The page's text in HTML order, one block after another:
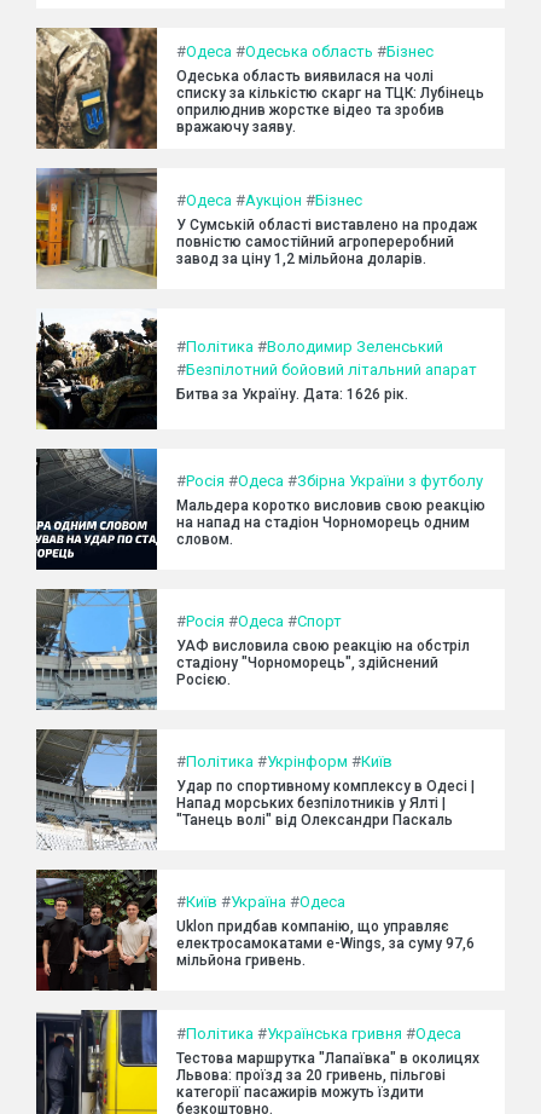
#Одеса #Одеська область #Бізнес
Одеська область виявилася на чолі
списку за кількістю скарг на ТЦК: Лубінець
оприлюднив жорстке відео та зробив
вражаючу заяву.
#Одеса #Аукціон #Бізнес
У Сумській області виставлено на продаж
повністю самостійний агропереробний
завод за ціну 1,2 мільйона доларів.
#Політика #Володимир Зеленський
#Безпілотний бойовий літальний апарат
Битва за Україну. Дата: 1626 рік.
#Росія #Одеса #Збірна України з футболу
Мальдера коротко висловив свою реакцію
на напад на стадіон Чорноморець одним
словом.
#Росія #Одеса #Спорт
УАФ висловила свою реакцію на обстріл
стадіону "Чорноморець", здійснений
Росією.
#Політика #Укрінформ #Київ
Удар по спортивному комплексу в Одесі |
Напад морських безпілотників у Ялті |
"Танець волі" від Олександри Паскаль
#Київ #Україна #Одеса
Uklon придбав компанію, що управляє
електросамокатами e-Wings, за суму 97,6
мільйона гривень.
#Політика #Українська гривня #Одеса
Тестова маршрутка "Лапаївка" в околицях
Львова: проїзд за 20 гривень, пільгові
категорії пасажирів можуть їздити
безкоштовно.